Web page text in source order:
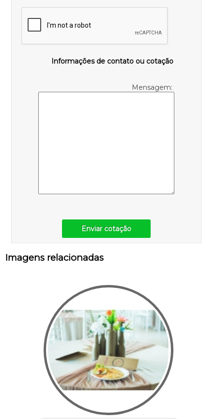
Informações de contato ou cotação
Mensagem:
Enviar cotação
Imagens relacionadas